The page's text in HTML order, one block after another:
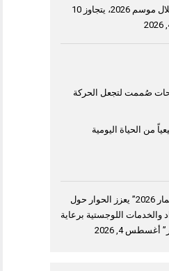
إنتاج القمح في مصر خلال موسم 2026، يتجاوز 10
صُممت لتجعل الحركة
من الحياة اليومية
“منتدى الشارقة للاستثمار 2026” يعزز الحوار حول
اللوجستية برعاية
أغسطس 4, 2026